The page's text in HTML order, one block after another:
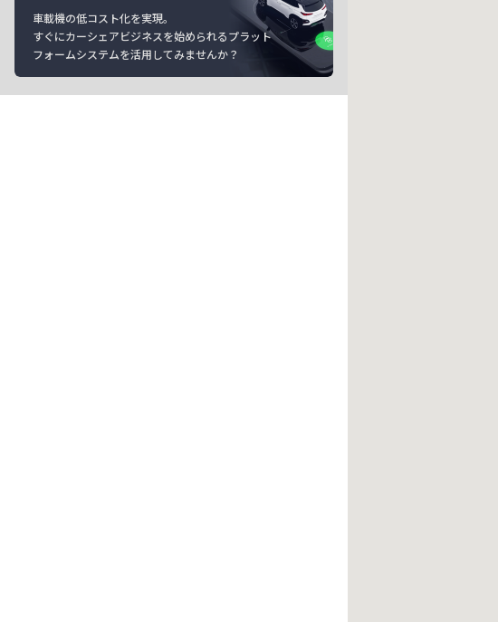
車載機の低コスト化を実現。
すぐにカーシェアビジネスを始められるプラット
フォームシステムを活用してみませんか？